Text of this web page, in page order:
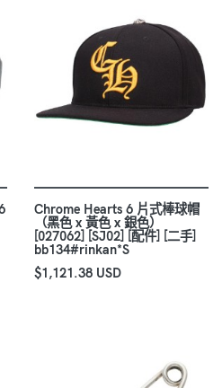
Chrome Hearts 6 片式棒球帽
（黑色 x 黃色 x 銀色）
[027062] [SJ02] [配件] [二手]
bb134#rinkan*S
$1,121.38 USD